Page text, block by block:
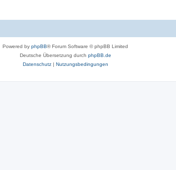
Powered by phpBB® Forum Software © phpBB Limited
Deutsche Übersetzung durch phpBB.de
Datenschutz| Nutzungsbedingungen